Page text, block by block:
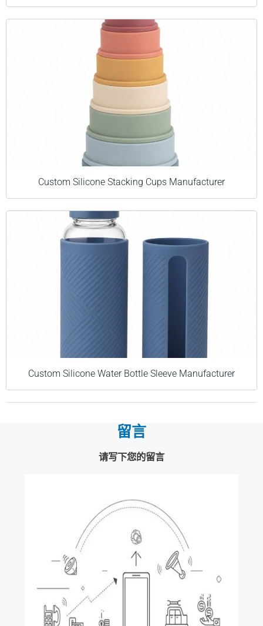
Custom Silicone Stacking Cups Manufacturer
Custom Silicone Water Bottle Sleeve Manufacturer
留言
请写下您的留言